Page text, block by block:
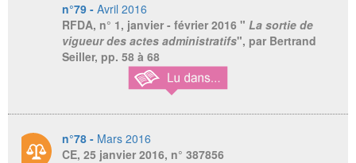
n°79 - Avril 2016
RFDA, n° 1, janvier - février 2016 " La sortie de
vigueur des actes administratifs", par Bertrand
Seiller, pp. 58 à 68
n°78 - Mars 2016
CE, 25 janvier 2016, n° 387856